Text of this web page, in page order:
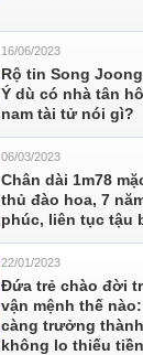
16/06/2023
Rộ tin Song
Ý dù có nhà tân
nam tài tử nói gì?
06/03/2023
Chân dài 1m78
thủ đào hoa, 7
phúc, liên tục tậu
22/01/2023
Đứa trẻ chào đời
vận mệnh thế
càng trưởng
không lo thiếu tiền